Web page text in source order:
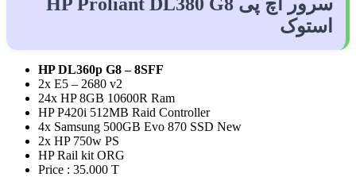
استوک
HP DL360p G8 – 8SFF
2x E5 – 2680 v2
24x HP 8GB 10600R Ram
HP P420i 512MB Raid Controller
4x Samsung 500GB Evo 870 SSD New
2x HP 750w PS
HP Rail kit ORG
Price : 35.000 T